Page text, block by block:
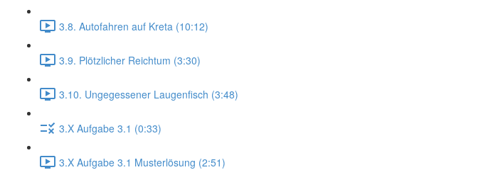
3.8. Autofahren auf Kreta (10:12)
3.9. Plötzlicher Reichtum (3:30)
3.10. Ungegessener Laugenfisch (3:48)
3.X Aufgabe 3.1 (0:33)
3.X Aufgabe 3.1 Musterlösung (2:51)